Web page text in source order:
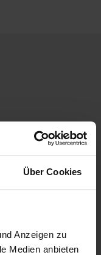
Über Cookies
Anzeigen zu
Medien anbieten